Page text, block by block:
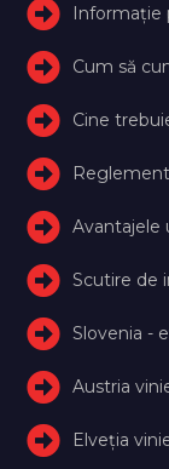
Informație
Cum să
Cine
Avantajele
Scutire de
Slovenia -
Austria
Elveţia